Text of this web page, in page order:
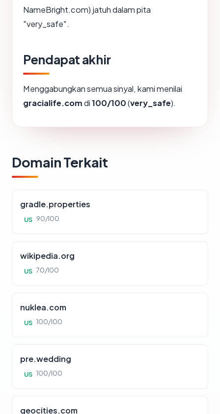
NameBright.com) jatuh dalam pita
"very_safe".
Pendapat akhir
Menggabungkan semua sinyal, kami menilai
gracialife.comdi100/100(very_safe).
Domain Terkait
gradle.properties
US 90/100
wikipedia.org
US 70/100
nuklea.com
US 100/100
pre.wedding
US 100/100
geocities.com